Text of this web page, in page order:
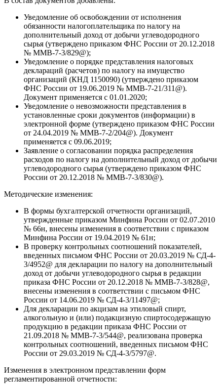
Уведомление об освобождении от исполнения
обязанности налогоплательщика по налогу на
дополнительный доход от добычи углеводородного
сырья (утверждено приказом ФНС России от 20.12.2018
№ ММВ-7-3/829@);
Уведомление о порядке представления налоговых
деклараций (расчетов) по налогу на имущество
организаций (КНД 1150090) (утверждено приказом
ФНС России от 19.06.2019 № ММВ-7-21/311@).
Документ применяется с 01.01.2020;
Уведомление о невозможности представления в
установленные сроки документов (информации) в
электронной форме (утверждено приказом ФНС России
от 24.04.2019 № ММВ-7-2/204@). Документ
применяется с 09.06.2019;
Заявление о согласовании порядка распределения
расходов по налогу на дополнительный доход от добычи
углеводородного сырья (утверждено приказом ФНС
России от 20.12.2018 № ММВ-7-3/830@).
Методические изменения:
В формы бухгалтерской отчетности организаций,
утвержденные приказом Минфина России от 02.07.2010
№ 66н, внесены изменения в соответствии с приказом
Минфина России от 19.04.2019 № 61н;
В проверку контрольных соотношений показателей,
введенных письмом ФНС России от 20.03.2019 № СД-4-
3/4952@ для декларации по налогу на дополнительный
доход от добычи углеводородного сырья в редакции
приказа ФНС России от 20.12.2018 № ММВ-7-3/828@,
внесены изменения в соответствии с письмом ФНС
России от 14.06.2019 № СД-4-3/11497@;
Для декларации по акцизам на этиловый спирт,
алкогольную и (или) подакцизную спиртосодержащую
продукцию в редакции приказа ФНС России от
21.09.2018 № ММВ-7-3/544@, реализована проверка
контрольных соотношений, введенных письмом ФНС
России от 29.03.2019 № СД-4-3/5797@.
Изменения в электронном представлении форм
регламентированной отчетности: